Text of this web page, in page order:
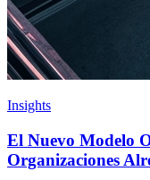
Insights
El Nuevo Modelo
Organizaciones